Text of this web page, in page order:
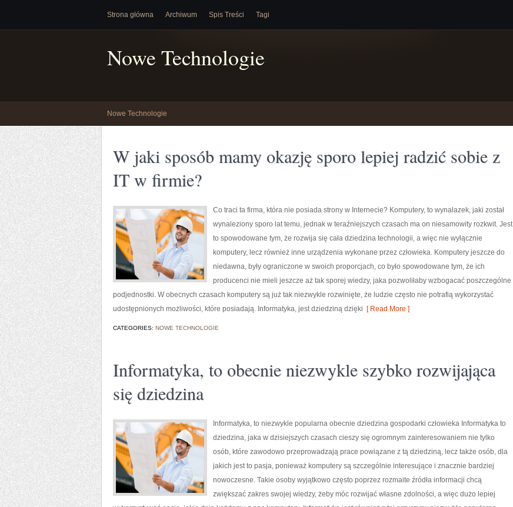
Strona główna Archiwum Spis Treści Tagi
Nowe Technologie
Nowe Technologie
W jaki sposób mamy okazję sporo lepiej radzić sobie z
IT w firmie?
Co traci ta firma, która nie posiada strony w Internecie? Komputery, to wynalazek, jaki został
wynaleziony sporo lat temu, jednak w teraźniejszych czasach ma on niesamowity rozkwit. Jest
to spowodowane tym, że rozwija się cała dziedzina technologii, a więc nie wyłącznie
komputery, lecz również inne urządzenia wykonane przez człowieka. Komputery jeszcze do
niedawna, były ograniczone w swoich proporcjach, co było spowodowane tym, że ich
producenci nie mieli jeszcze aż tak sporej wiedzy, jaka pozwoliłaby wzbogacać poszczególne
podjednostki. W obecnych czasach komputery są już tak niezwykle rozwinięte, że ludzie często nie potrafią wykorzystać
udostępnionych możliwości, które posiadają. Informatyka, jest dziedziną dzięki [ Read More ]
CATEGORIES: NOWE TECHNOLOGIE
Informatyka, to obecnie niezwykle szybko rozwijająca
się dziedzina
Informatyka, to niezwykle popularna obecnie dziedzina gospodarki człowieka Informatyka to
dziedzina, jaka w dzisiejszych czasach cieszy się ogromnym zainteresowaniem nie tylko
osób, które zawodowo przeprowadzają prace powiązane z tą dziedziną, lecz także osób, dla
jakich jest to pasja, ponieważ komputery są szczególnie interesujące i znacznie bardziej
nowoczesne. Takie osoby wyjątkowo często poprzez rozmaite źródła informacji chcą
zwiększać zakres swojej wiedzy, żeby móc rozwijać własne zdolności, a więc dużo lepiej